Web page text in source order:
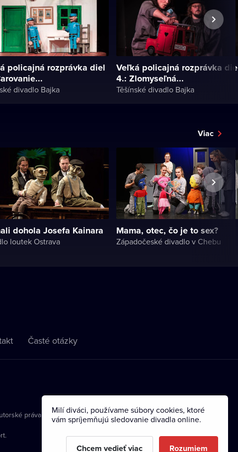
policajná rozprávka diel
divadlo Bajka
Veľká policajná rozprávka
4.: Zlomyseľná...
Těšínské divadlo Bajka
Viac
dohola Josefa Kainara
loutek Ostrava
Mama, otec, čo je to sex?
Západočeské divadlo v Chebu
Časté otázky
práva
Milí diváci, používame súbory cookies, ktoré
vám spríjemňujú sledovanie divadla online.
Chcem vedieť viac Rozumiem